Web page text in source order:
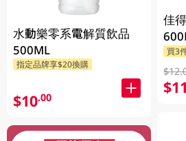
水動樂零系電解質飲品
500ML
指定品牌享$20換購
$10.00
佳
買3